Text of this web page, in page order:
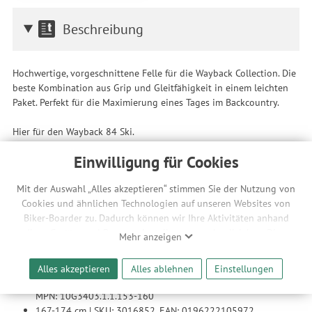
Einwilligung für Cookies
Mit der Auswahl „Alles akzeptieren“ stimmen Sie der Nutzung von
Cookies und ähnlichen Technologien auf unseren Websites von
Biker-Boarder zu. Dadurch können wir Ihre Aktivitäten anhand
Ihrer Geräte- und Browsereinstellungen nachvollziehen. Dies
ermöglicht es uns, anhand ihrer Interessen nutzungsbasierte
Werbeanzeigen für Sie bereitzustellen sowie Funktionalitäten
unserer Website sicherzustellen und stetig zu verbessern. Dabei
werden Ihre Daten auch an Drittanbieter und Werbepartner
weitergegeben. Die Verarbeitung erfolgt ausschließlich zum
Mehr anzeigen
Alles akzeptieren Alles ablehnen Einstellungen
Beschreibung
Hochwertige, vorgeschnittene Felle für die Wayback Collection. Die
beste Kombination aus Grip und Gleitfähigkeit in einem leichten
Paket. Perfekt für die Maximierung eines Tages im Backcountry.
Hier für den Wayback 84 Ski.
Merkmale
Artikelnummern:
153-160 cm | SKU: 3016851, EAN: 0196222106016,
MPN: 10G3403.1.1.153-160